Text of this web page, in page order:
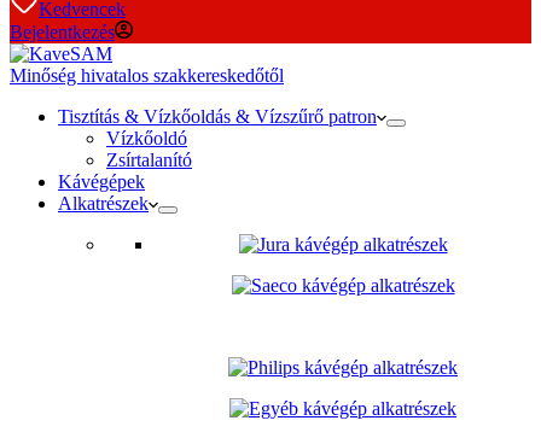
Kedvencek
Bejelentkezés
Minőség hivatalos szakkereskedőtől
Tisztítás & Vízkőoldás & Vízszűrő patron
Vízkőoldó
Zsírtalanító
Kávégépek
Alkatrészek